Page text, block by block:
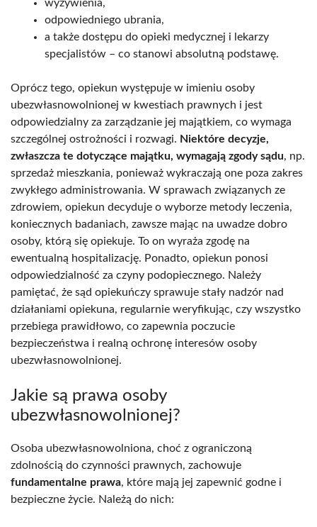
wyżywienia,
odpowiedniego ubrania,
a także dostępu do opieki medycznej i lekarzy
specjalistów – co stanowi absolutną podstawę.
Oprócz tego, opiekun występuje w imieniu osoby
ubezwłasnowolnionej w kwestiach prawnych i jest
odpowiedzialny za zarządzanie jej majątkiem, co wymaga
szczególnej ostrożności i rozwagi. Niektóre decyzje,
zwłaszcza te dotyczące majątku, wymagają zgody sądu, np.
sprzedaż mieszkania, ponieważ wykraczają one poza zakres
zwykłego administrowania. W sprawach związanych ze
zdrowiem, opiekun decyduje o wyborze metody leczenia,
koniecznych badaniach, zawsze mając na uwadze dobro
osoby, którą się opiekuje. To on wyraża zgodę na
ewentualną hospitalizację. Ponadto, opiekun ponosi
odpowiedzialność za czyny podopiecznego. Należy
pamiętać, że sąd opiekuńczy sprawuje stały nadzór nad
działaniami opiekuna, regularnie weryfikując, czy wszystko
przebiega prawidłowo, co zapewnia poczucie
bezpieczeństwa i realną ochronę interesów osoby
ubezwłasnowolnionej.
Jakie są prawa osoby
ubezwłasnowolnionej?
Osoba ubezwłasnowolniona, choć z ograniczoną
zdolnością do czynności prawnych, zachowuje
fundamentalne prawa, które mają jej zapewnić godne i
bezpieczne życie. Należą do nich: